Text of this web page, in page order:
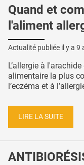
Quand et
l'aliment
Actualité publiée il y a 9
L’allergie à
alimentaire la plus
l’eczéma et à
LIRE LA SUITE